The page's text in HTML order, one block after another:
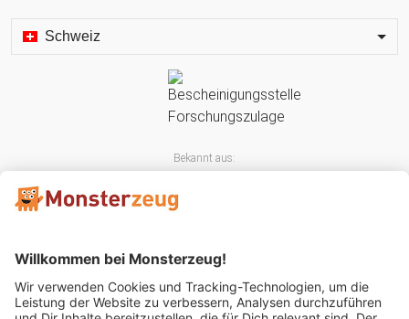
Schweiz
Bekannt aus: